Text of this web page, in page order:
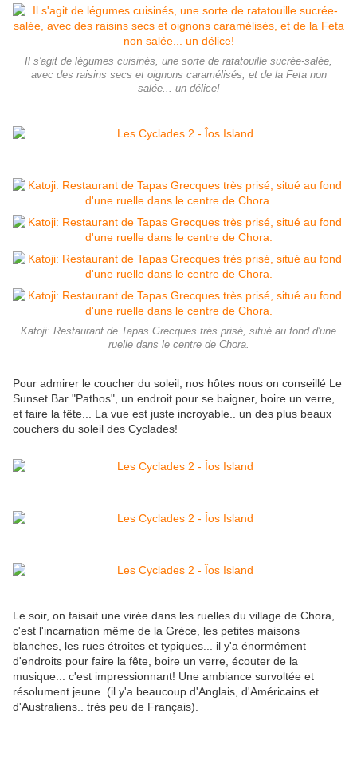
Il s'agit de légumes cuisinés, une sorte de ratatouille sucrée-salée,
avec des raisins secs et oignons caramélisés, et de la Feta non
salée... un délice!
Katoji: Restaurant de Tapas Grecques très prisé, situé au fond d'une
ruelle dans le centre de Chora.
Pour admirer le coucher du soleil, nos hôtes nous on conseillé Le
Sunset Bar "Pathos", un endroit pour se baigner, boire un verre,
et faire la fête... La vue est juste incroyable.. un des plus beaux
couchers du soleil des Cyclades!
Le soir, on faisait une virée dans les ruelles du village de Chora,
c'est l'incarnation même de la Grèce, les petites maisons
blanches, les rues étroites et typiques... il y'a énormément
d'endroits pour faire la fête, boire un verre, écouter de la
musique... c'est impressionnant! Une ambiance survoltée et
résolument jeune. (il y'a beaucoup d'Anglais, d'Américains et
d'Australiens.. très peu de Français).